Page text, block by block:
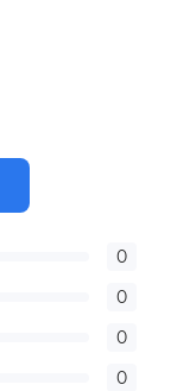
0
0
0
0